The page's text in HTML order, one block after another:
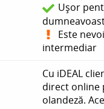
Ușor
Este
intermediar
Cu iDEAL
direct online
olandeză.